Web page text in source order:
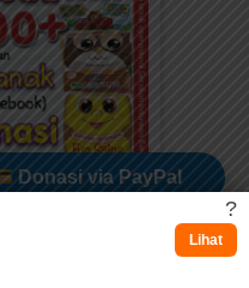
Donasi via PayPal
Dukung via Kitabisa
?
Lihat